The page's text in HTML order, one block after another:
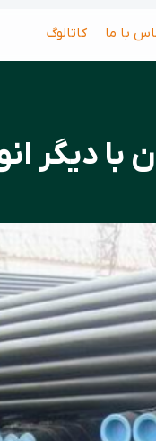
با ما کاتالوگ
دیگر